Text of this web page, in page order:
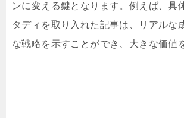
ンに変える鍵となります。例えば、具
タディを取り入れた記事は、リアルな
な戦略を示すことができ、大きな価値